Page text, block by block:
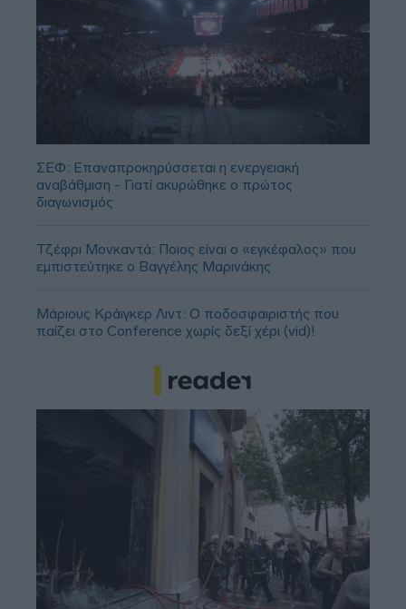
ΣΕΦ: Επαναπροκηρύσσεται η ενεργειακή
αναβάθμιση - Γιατί ακυρώθηκε ο πρώτος
διαγωνισμός
Τζέφρι Μονκαντά: Ποιος είναι ο «εγκέφαλος» που
εμπιστεύτηκε ο Βαγγέλης Μαρινάκης
Μάριους Κράιγκερ Λιντ: Ο ποδοσφαιριστής που
παίζει στο Conference χωρίς δεξί χέρι (vid)!